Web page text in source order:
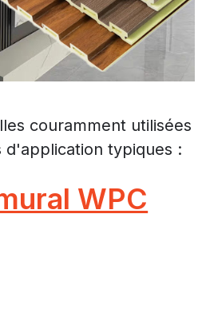
couramment utilisées
d'application typiques :
WPC